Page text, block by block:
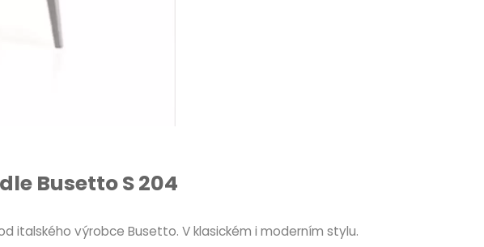
Busetto S 204
italského výrobce Busetto. V klasickém i moderním stylu.